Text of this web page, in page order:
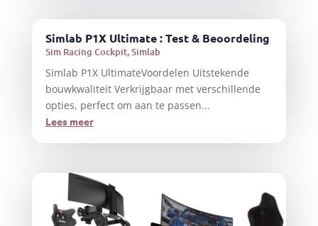
Simlab P1X Ultimate : Test & Beoordeling
Sim Racing Cockpit,Simlab
Simlab P1X UltimateVoordelen Uitstekende
bouwkwaliteit Verkrijgbaar met verschillende
opties, perfect om aan te passen...
Lees meer